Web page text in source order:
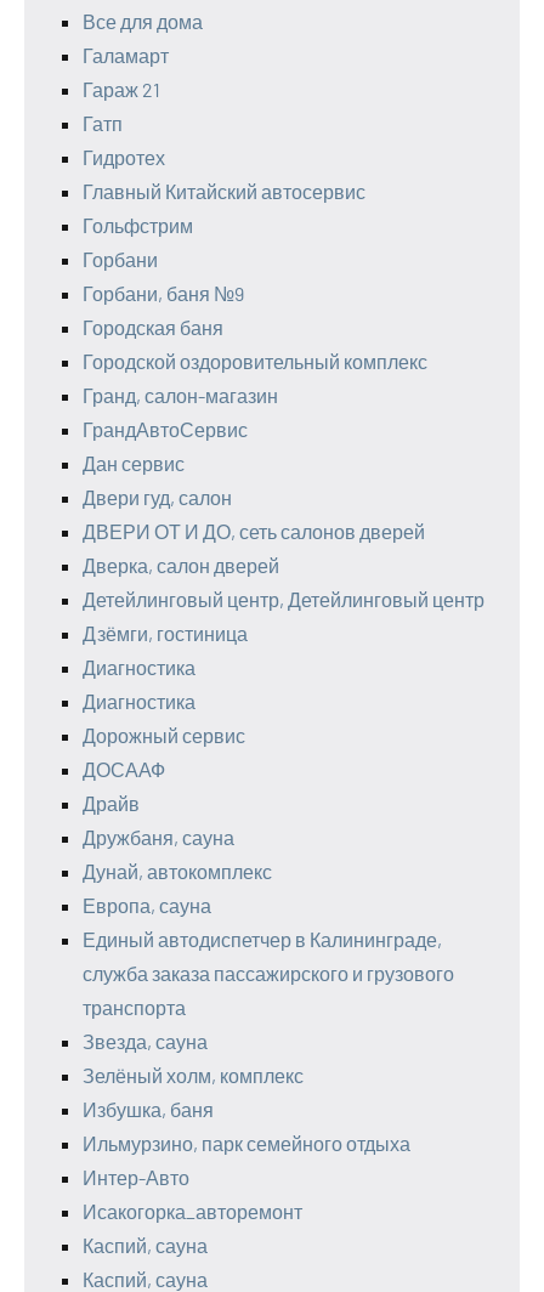
Все для дома
Галамарт
Гараж 21
Гатп
Гидротех
Главный Китайский автосервис
Гольфстрим
Горбани
Горбани, баня №9
Городская баня
Городской оздоровительный комплекс
Гранд, салон-магазин
ГрандАвтоСервис
Дан сервис
Двери гуд, салон
ДВЕРИ ОТ И ДО, сеть салонов дверей
Дверка, салон дверей
Детейлинговый центр, Детейлинговый центр
Дзёмги, гостиница
Диагностика
Диагностика
Дорожный сервис
ДОСААФ
Драйв
Дружбаня, сауна
Дунай, автокомплекс
Европа, сауна
Единый автодиспетчер в Калининграде,
служба заказа пассажирского и грузового
транспорта
Звезда, сауна
Зелёный холм, комплекс
Избушка, баня
Ильмурзино, парк семейного отдыха
Интер-Авто
Исакогорка_авторемонт
Каспий, сауна
Каспий, сауна